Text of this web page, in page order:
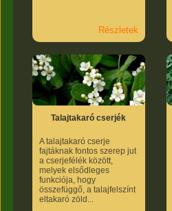
Részletek
Talajtakaró cserjék
A talajtakaró cserje
fajtáknak fontos szerep jut
a cserjefélék között,
melyek elsődleges
funkciója, hogy
összefüggő, a talajfelszínt
eltakaró zöld...